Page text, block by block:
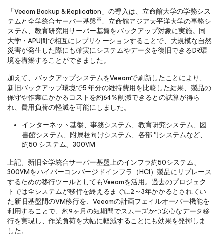
「Veeam Backup & Replication」の導入は、立命館大学の学務シス
テムと全学統合サーバー基盤※、立命館アジア太平洋大学の事務シ
ステム、教育研究用サーバー基盤をバックアップ対象に実施。同
大学・APU間で相互にレプリケーションすることで、大規模な自然
災害が発生した際にも確実にシステムやデータを復旧できるDR環
境を構築することができました。
加えて、バックアップシステムをVeeamで刷新したことにより、
新旧バックアップ環境で5 年分の維持費用を比較した結果、製品の
保守や作業にかかるコストを約64％削減できるとの試算が得ら
れ、費用負荷の軽減を可能にしました。
インターネット基盤、事務システム、教育研究システム、図
書館システム、附属校向けシステム、各部門システムなど、
約50 システム、300VM
上記、新旧全学統合サーバー基盤上のインフラ約50システム、
300VMをハイパーコンバージドインフラ（HCI）製品にリプレース
するための移行ツールとしてもVeeamを活用。過去のプロジェク
トでは全システムが移行を終えるまでに2～3年かかるとされてい
た新旧基盤間のVM移行を、Veeamの計画フェイルオーバー機能を
利用することで、約9ヶ月の短期間でスムーズかつ安心なデータ移
行を実現し、作業負荷を大幅に軽減することにも効果を発揮しま
した。